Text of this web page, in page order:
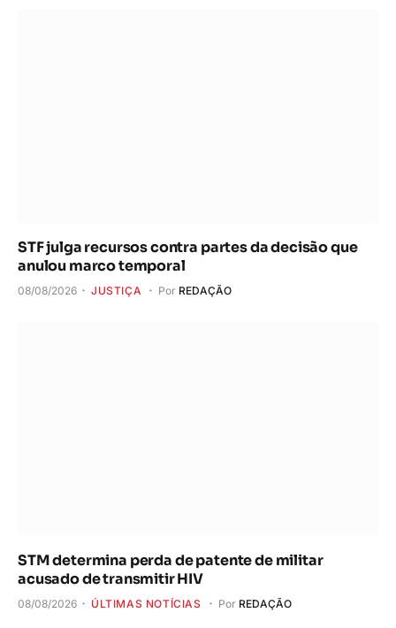
STF julga recursos contra partes da decisão que
anulou marco temporal
08/08/2026 JUSTIÇA Por REDAÇÃO
STM determina perda de patente de militar
acusado de transmitir HIV
08/08/2026 ÚLTIMAS NOTÍCIAS Por REDAÇÃO